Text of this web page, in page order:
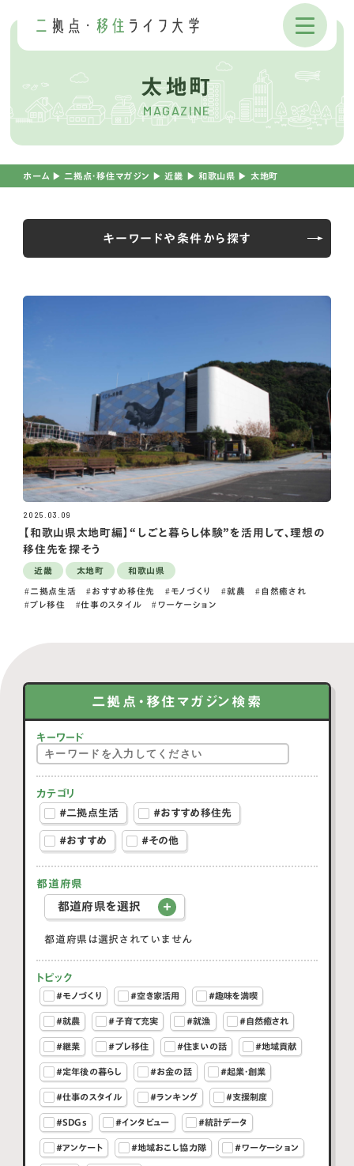
太地町
MAGAZINE
ホーム ▶︎ 二拠点・移住マガジン ▶︎近畿 ▶︎ 和歌山県 ▶︎ 太地町
キーワードや条件から探す
2025.03.09
【和歌山県太地町編】“しごと暮らし体験”を活用して、理想の
移住先を探そう
近畿 太地町 和歌山県
二拠点生活 おすすめ移住先 モノづくり 就農
自然癒され
プレ移住
仕事のスタイル ワーケーション
二拠点・移住マガジン検索
キーワード
カテゴリ
#二拠点生活
#おすすめ移住先
#おすすめ #その他
都道府県
都道府県を選択
都道府県は選択されていません
トピック
#モノづくり #空き家活用 #趣味を満喫
#就農 #子育て充実 #就漁 #自然癒され
#継業 #プレ移住 #住まいの話 #地域貢献
#定年後の暮らし #お金の話 #起業・創業
#仕事のスタイル #ランキング #支援制度
#SDGs #インタビュー #統計データ
#アンケート #地域おこし協力隊 #ワーケーション